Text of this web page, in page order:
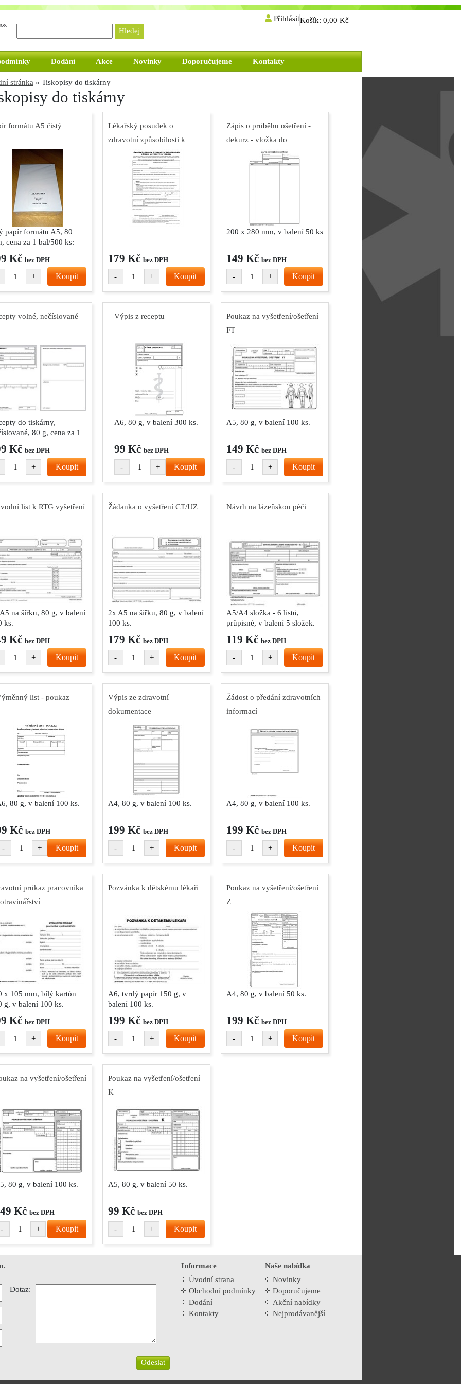
PřihlásitKošík: 0,00 Kč
Dodání Akce Novinky Doporučujeme Kontakty
stránka » Tiskopisy do tiskárny
do tiskárny
formátu A5 čistý
papír formátu A5, 80
cena za 1 bal/500 ks:
Kč bez DPH
+ Koupit
Lékařský posudek o
zdravotní způsobilosti k
řízení motorových vozidel
179 Kč bez DPH
- + Koupit
Zápis o průběhu ošetření -
dekurz - vložka do
zdravotního záznamu
200 x 280 mm, v balení 50 ks
149 Kč bez DPH
- + Koupit
volné, nečíslované
do tiskárny,
80 g, cena za 1
Kč bez DPH
+ Koupit
Výpis z receptu
A6, 80 g, v balení 300 ks.
99 Kč bez DPH
- + Koupit
Poukaz na vyšetření/ošetření
FT
A5, 80 g, v balení 100 ks.
149 Kč bez DPH
- + Koupit
list k RTG vyšetření
na šířku, 80 g, v balení
ks.
Kč bez DPH
+ Koupit
Žádanka o vyšetření CT/UZ
2x A5 na šířku, 80 g, v balení
100 ks.
179 Kč bez DPH
- + Koupit
Návrh na lázeňskou péči
A5/A4 složka - 6 listů,
průpisné, v balení 5 složek.
119 Kč bez DPH
- + Koupit
list - poukaz
80 g, v balení 100 ks.
Kč bez DPH
- + Koupit
Výpis ze zdravotní
dokumentace
A4, 80 g, v balení 100 ks.
199 Kč bez DPH
- + Koupit
Žádost o předání zdravotních
informací
A4, 80 g, v balení 100 ks.
199 Kč bez DPH
- + Koupit
průkaz pracovníka
x 105 mm, bílý kartón
g, v balení 100 ks.
Kč bez DPH
+ Koupit
Pozvánka k dětskému lékaři
A6, tvrdý papír 150 g, v
balení 100 ks.
199 Kč bez DPH
- + Koupit
Poukaz na vyšetření/ošetření
Z
A4, 80 g, v balení 50 ks.
199 Kč bez DPH
- + Koupit
na vyšetření/ošetření
80 g, v balení 100 ks.
Kč bez DPH
- + Koupit
Poukaz na vyšetření/ošetření
K
A5, 80 g, v balení 50 ks.
99 Kč bez DPH
- + Koupit
Dotaz:
Informace
Úvodní strana
Obchodní podmínky
Dodání
Kontakty
Naše nabídka
Novinky
Doporučujeme
Akční nabídky
Nejprodávanější